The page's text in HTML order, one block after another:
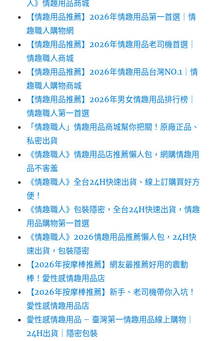
人》情趣用品商城
【情趣用品推薦】2026年情趣用品第一首選｜情
趣職人購物網
【情趣用品推薦】2026年情趣用品老司機首選｜
情趣職人商城
【情趣用品推薦】2026年情趣用品台灣NO.1｜情
趣職人購物商城
【情趣用品推薦】2026年男女情趣用品排行榜｜
情趣職人第一首選
「情趣職人」情趣用品商城幫你把關！原廠正品、
私密出貨
《情趣職人》情趣用品店推薦懶人包，網購情趣用
品不害羞
《情趣職人》全台24H快速出貨、線上訂購買好方
便！
《情趣職人》包裝隱密，全台24H快速出貨，情趣
用品購物第一首選
《情趣職人》2026情趣用品推薦懶人包，24H快
速出貨，包裝隱密
【2026年按摩棒推薦】網友最推薦好用的震動
棒！愛性感情趣用品店
【2026年按摩棒推薦】新手、老司機帶你入坑！
愛性感情趣用品店
愛性感情趣用品 – 臺灣第一情趣用品線上購物｜
24H出貨｜隱密包裝